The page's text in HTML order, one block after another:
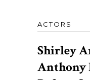
ACTORS
Shirley
Anthony